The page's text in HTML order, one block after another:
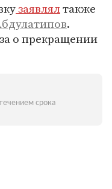
заявлялтакже
.
о прекращении
срока